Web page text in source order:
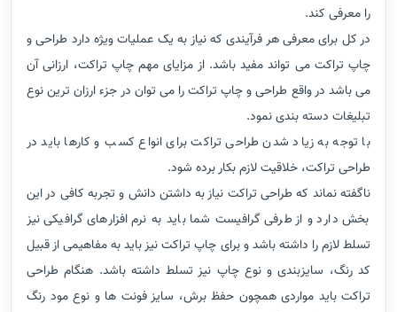
را معرفی کند.
در کل برای معرفی هر فرآیندی که نیاز به یک عملیات ویژه دارد طراحی و
چاپ تراکت می تواند مفید باشد. از مزایای مهم چاپ تراکت، ارزانی آن
می باشد در واقع طراحی و چاپ تراکت را می توان در جزء ارزان ترین نوع
تبلیغات دسته بندی نمود.
با توجه به زیاد شدن طراحی تراکت برای انواع کسب و کارها باید در
طراحی تراکت، خلاقیت لازم بکار برده شود.
ناگفته نماند که طراحی تراکت نیاز به داشتن دانش و تجربه کافی در این
بخش دارد و از طرفی گرافیست شما باید به نرم افزارهای گرافیکی نیز
تسلط لازم را داشته باشد و برای چاپ تراکت نیز باید به مفاهیمی از قبیل
کد رنگ، سایزبندی و نوع چاپ نیز تسلط داشته باشد. هنگام طراحی
تراکت باید مواردی همچون حفظ برش، سایز فونت ها و نوع مود رنگ